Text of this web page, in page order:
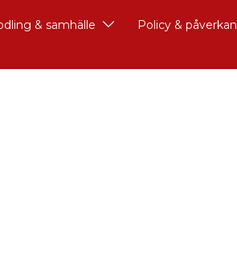
& samhälle Policy & påverkan